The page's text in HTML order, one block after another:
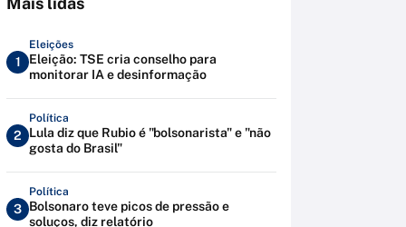
1
Eleições
Eleição: TSE cria conselho para
monitorar IA e desinformação
2
Política
Lula diz que Rubio é "bolsonarista" e "não
gosta do Brasil"
3
Política
Bolsonaro teve picos de pressão e
soluços, diz relatório